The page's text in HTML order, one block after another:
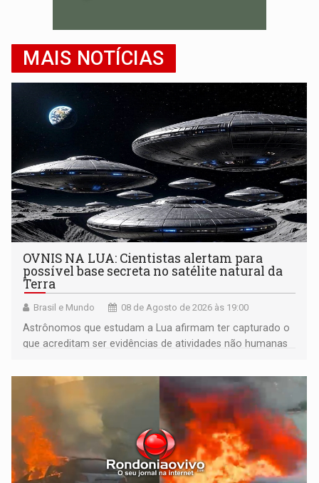
MAIS NOTÍCIAS
OVNIS NA LUA: Cientistas alertam para
possível base secreta no satélite natural da
Terra
Brasil e Mundo 08 de Agosto de 2026 às 19:00
Astrônomos que estudam a Lua afirmam ter capturado o
que acreditam ser evidências de atividades não humanas
órbita